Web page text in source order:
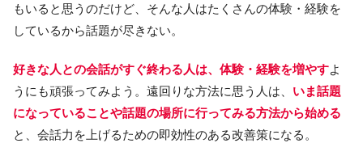
もいると思うのだけど、そんな人はたくさんの体験・経験を
しているから話題が尽きない。
好きな人との会話がすぐ終わる人は、体験・経験を増やすよ
うにも頑張ってみよう。遠回りな方法に思う人は、 いま話題
になっていることや話題の場所に行ってみる方法から始める
と、会話力を上げるための即効性のある改善策になる。